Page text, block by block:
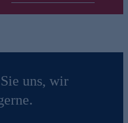
uns, wir